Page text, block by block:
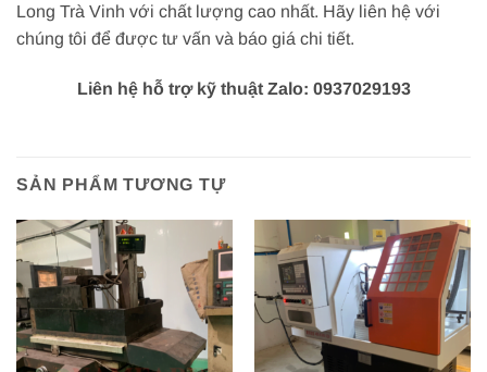
Long Trà Vinh với chất lượng cao nhất. Hãy liên hệ với
chúng tôi để được tư vấn và báo giá chi tiết.
Liên hệ hỗ trợ kỹ thuật Zalo: 0937029193
SẢN PHẨM TƯƠNG TỰ